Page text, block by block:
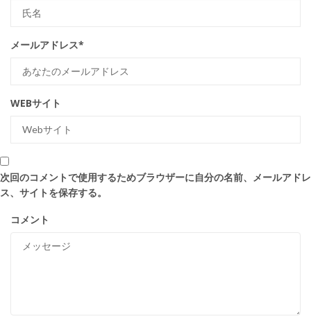
メールアドレス*
WEBサイト
次回のコメントで使用するためブラウザーに自分の名前、メールアドレ
ス、サイトを保存する。
コメント